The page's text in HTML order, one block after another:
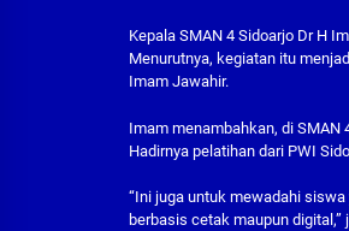
Kepala SMAN 4 Sidoarjo Dr H
Menurutnya, kegiatan itu
Imam Jawahir.
Imam menambahkan, di
Hadirnya pelatihan dari PWI
“Ini juga untuk mewadahi
berbasis cetak maupun